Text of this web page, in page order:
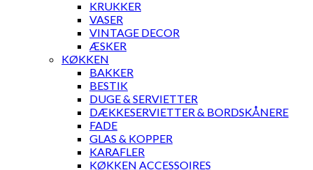
KRUKKER
VASER
VINTAGE DECOR
ÆSKER
KØKKEN
BAKKER
BESTIK
DUGE & SERVIETTER
DÆKKESERVIETTER & BORDSKÅNERE
FADE
GLAS & KOPPER
KARAFLER
KØKKEN ACCESSOIRES